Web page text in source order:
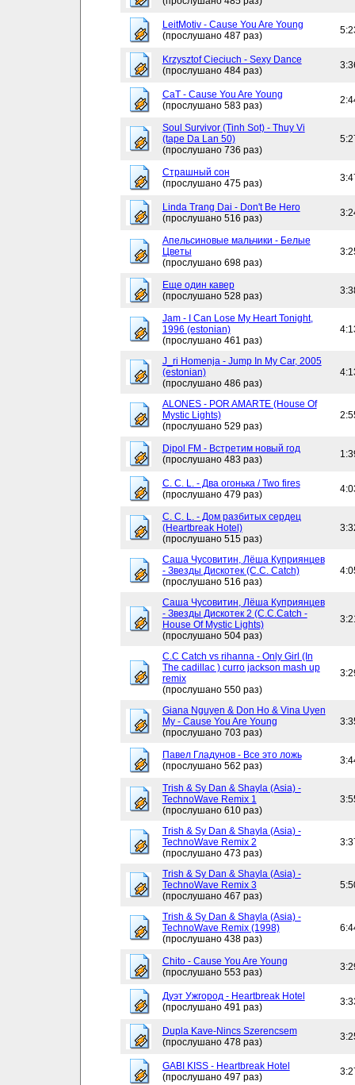
LeitMotiv - Cause You Are Young
(прослушано 487 раз)
Krzysztof Cieciuch - Sexy Dance
(прослушано 484 раз)
CaT - Cause You Are Young
(прослушано 583 раз)
Soul Survivor (Tinh Sot) - Thuy Vi
(tape Da Lan 50)
(прослушано 736 раз)
Страшный сон
(прослушано 475 раз)
Linda Trang Dai - Don't Be Hero
(прослушано 516 раз)
Апельсиновые мальчики - Белые
Цветы
(прослушано 698 раз)
Еще один кавер
(прослушано 528 раз)
Jam - I Can Lose My Heart Tonight,
1996 (estonian)
(прослушано 461 раз)
J_ri Homenja - Jump In My Car, 2005
(estonian)
(прослушано 486 раз)
ALONES - POR AMARTE (House Of
Mystic Lights)
(прослушано 529 раз)
Dipol FM - Встретим новый год
(прослушано 483 раз)
C. C. L. - Два огонька / Two fires
(прослушано 479 раз)
C. C. L. - Дом разбитых сердец
(Heartbreak Hotel)
(прослушано 515 раз)
Саша Чусовитин, Лёша Куприянцев
- Звезды Дискотек (C.C. Catch)
(прослушано 516 раз)
Саша Чусовитин, Лёша Куприянцев
- Звезды Дискотек 2 (C.C.Catch -
House Of Mystic Lights)
(прослушано 504 раз)
C.C Catch vs rihanna - Only Girl (In
The cadillac ) curro jackson mash up
remix
(прослушано 550 раз)
Giana Nguyen & Don Ho & Vina Uyen
My - Cause You Are Young
(прослушано 703 раз)
Павел Гладунов - Все это ложь
(прослушано 562 раз)
Trish & Sy Dan & Shayla (Asia) -
TechnoWave Remix 1
(прослушано 610 раз)
Trish & Sy Dan & Shayla (Asia) -
TechnoWave Remix 2
(прослушано 473 раз)
Trish & Sy Dan & Shayla (Asia) -
TechnoWave Remix 3
(прослушано 467 раз)
Trish & Sy Dan & Shayla (Asia) -
TechnoWave Remix (1998)
(прослушано 438 раз)
Chito - Cause You Are Young
(прослушано 553 раз)
Дуэт Ужгород - Heartbreak Hotel
(прослушано 491 раз)
Dupla Kave-Nincs Szerencsem
(прослушано 478 раз)
GABI KISS - Heartbreak Hotel
(прослушано 497 раз)